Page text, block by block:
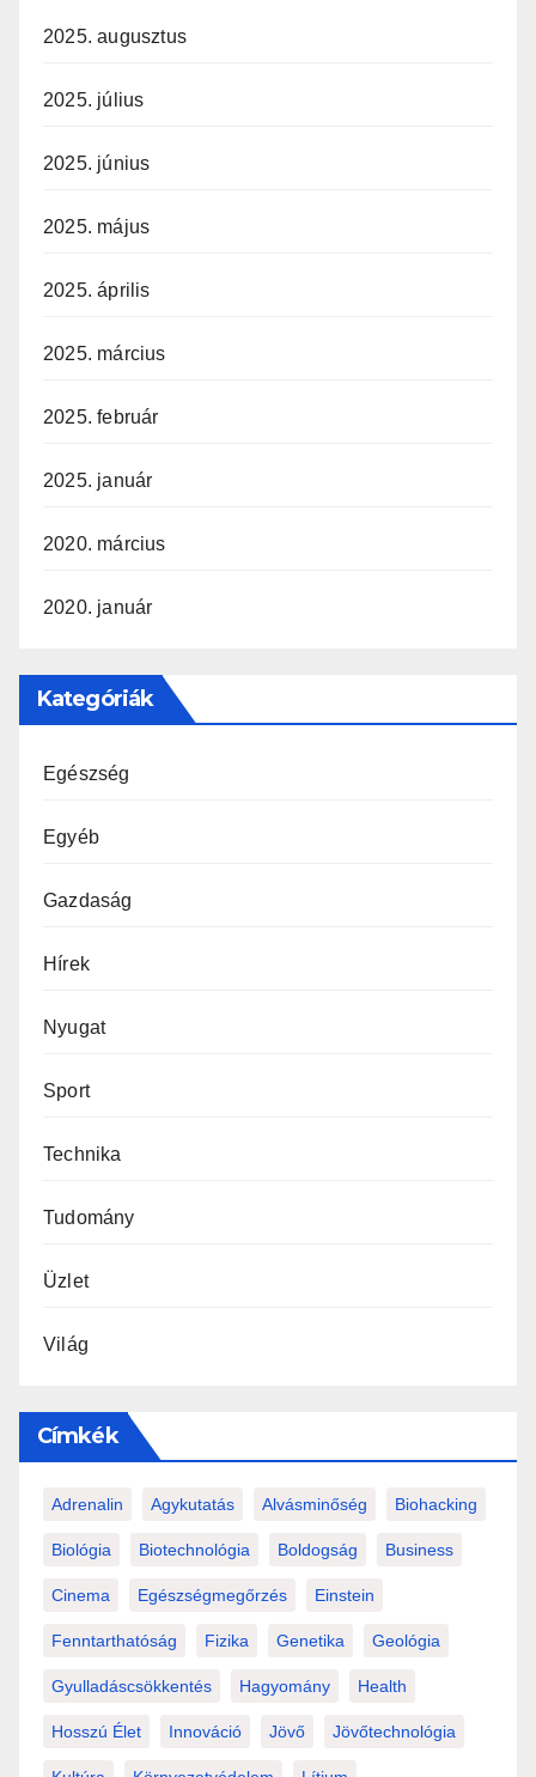
2025. augusztus
2025. július
2025. június
2025. május
2025. április
2025. március
2025. február
2025. január
2020. március
2020. január
Kategóriák
Egészség
Egyéb
Gazdaság
Hírek
Nyugat
Sport
Technika
Tudomány
Üzlet
Világ
Címkék
Adrenalin Agykutatás Alvásminőség Biohacking
Biológia Biotechnológia Boldogság Business
Cinema Egészségmegőrzés Einstein
Fenntarthatóság Fizika Genetika Geológia
Gyulladáscsökkentés Hagyomány Health
Hosszú Élet Innováció Jövő Jövőtechnológia